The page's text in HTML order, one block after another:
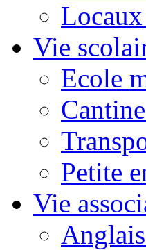
Vie
Ecole
Petite
Vie